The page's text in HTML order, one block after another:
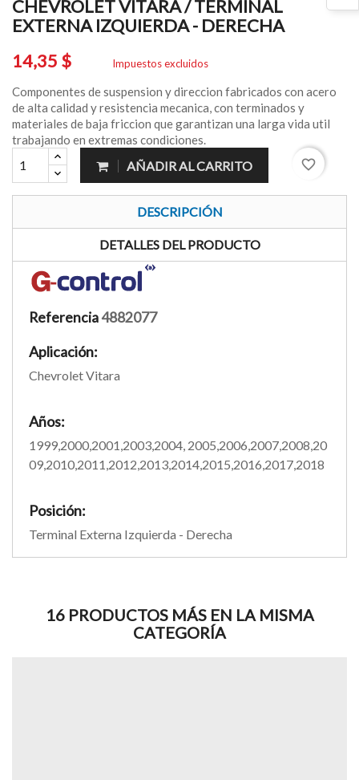
CHEVROLET VITARA / TERMINAL
EXTERNA IZQUIERDA - DERECHA
14,35 $
Impuestos excluidos
Componentes de suspension y direccion fabricados con acero
de alta calidad y resistencia mecanica, con terminados y
materiales de baja friccion que garantizan una larga vida util
trabajando en extremas condiciones.
AÑADIR AL CARRITO favorite_border
DESCRIPCIÓN
DETALLES DEL PRODUCTO
Referencia4882077
Aplicación:
Chevrolet Vitara
Años:
1999,2000,2001,2003,2004, 2005,2006,2007,2008,20
09,2010,2011,2012,2013,2014,2015,2016,2017,2018
Posición:
Terminal Externa Izquierda - Derecha
16 PRODUCTOS MÁS EN LA MISMA
CATEGORÍA